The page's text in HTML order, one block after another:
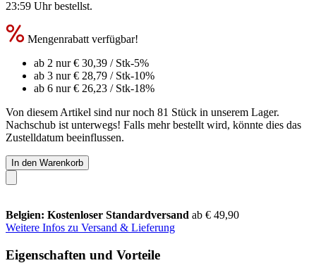
23:59 Uhrbestellst.
Mengenrabatt verfügbar!
ab 2 nur€ 30,39 / Stk-5%
ab 3 nur€ 28,79 / Stk-10%
ab 6 nur€ 26,23 / Stk-18%
Von diesem Artikel sind nur noch 81 Stück in unserem Lager.
Nachschub ist unterwegs! Falls mehr bestellt wird, könnte dies das
Zustelldatum beeinflussen.
In den Warenkorb
Belgien: Kostenloser Standardversand ab € 49,90
Weitere Infos zu Versand & Lieferung
Eigenschaften und Vorteile